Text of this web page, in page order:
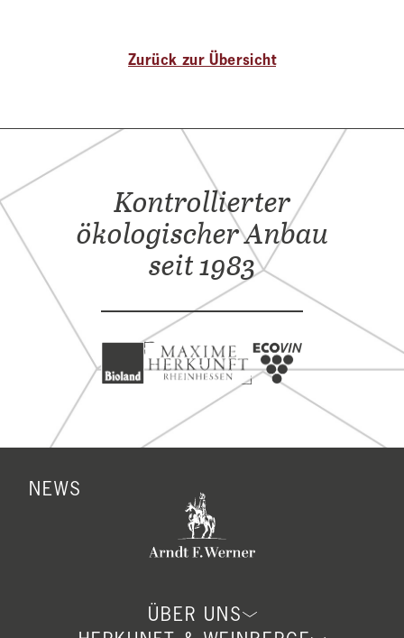
Zurück zur Übersicht
Kontrollierter
ökologischer Anbau
seit 1983
NEWS
ÜBER UNS